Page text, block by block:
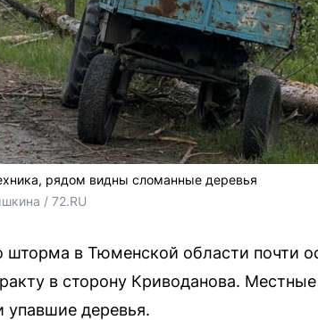
рядом видны сломанные деревья
/ 72.RU
шторма в Тюменской области почти
в сторону Криводанова.
упавшие деревья.